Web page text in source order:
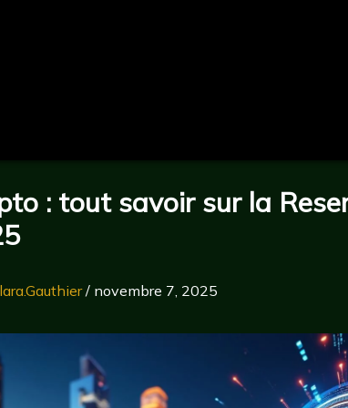
: tout savoir sur la
/ novembre 7, 2025